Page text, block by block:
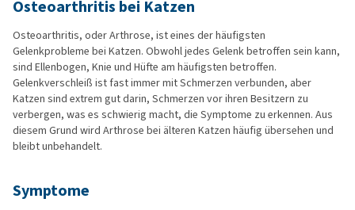
Osteoarthritis bei Katzen
Osteoarthritis, oder Arthrose, ist eines der häufigsten
Gelenkprobleme bei Katzen. Obwohl jedes Gelenk betroffen sein kann,
sind Ellenbogen, Knie und Hüfte am häufigsten betroffen.
Gelenkverschleiß ist fast immer mit Schmerzen verbunden, aber
Katzen sind extrem gut darin, Schmerzen vor ihren Besitzern zu
verbergen, was es schwierig macht, die Symptome zu erkennen. Aus
diesem Grund wird Arthrose bei älteren Katzen häufig übersehen und
bleibt unbehandelt.
Symptome